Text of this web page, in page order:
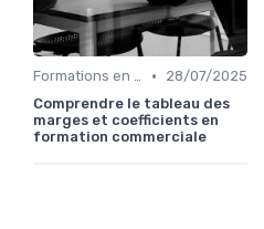
Formations en ligne •
28/07/2025
Comprendre le tableau des
marges et coefficients en
formation commerciale